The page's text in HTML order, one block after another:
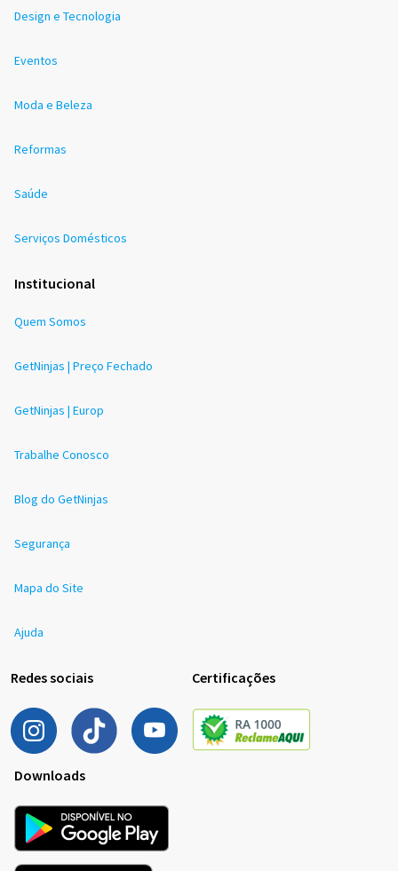
Design e Tecnologia
Eventos
Moda e Beleza
Reformas
Saúde
Serviços Domésticos
Institucional
Quem Somos
GetNinjas | Preço Fechado
GetNinjas | Europ
Trabalhe Conosco
Blog do GetNinjas
Segurança
Mapa do Site
Ajuda
Redes sociais Certificações
Downloads